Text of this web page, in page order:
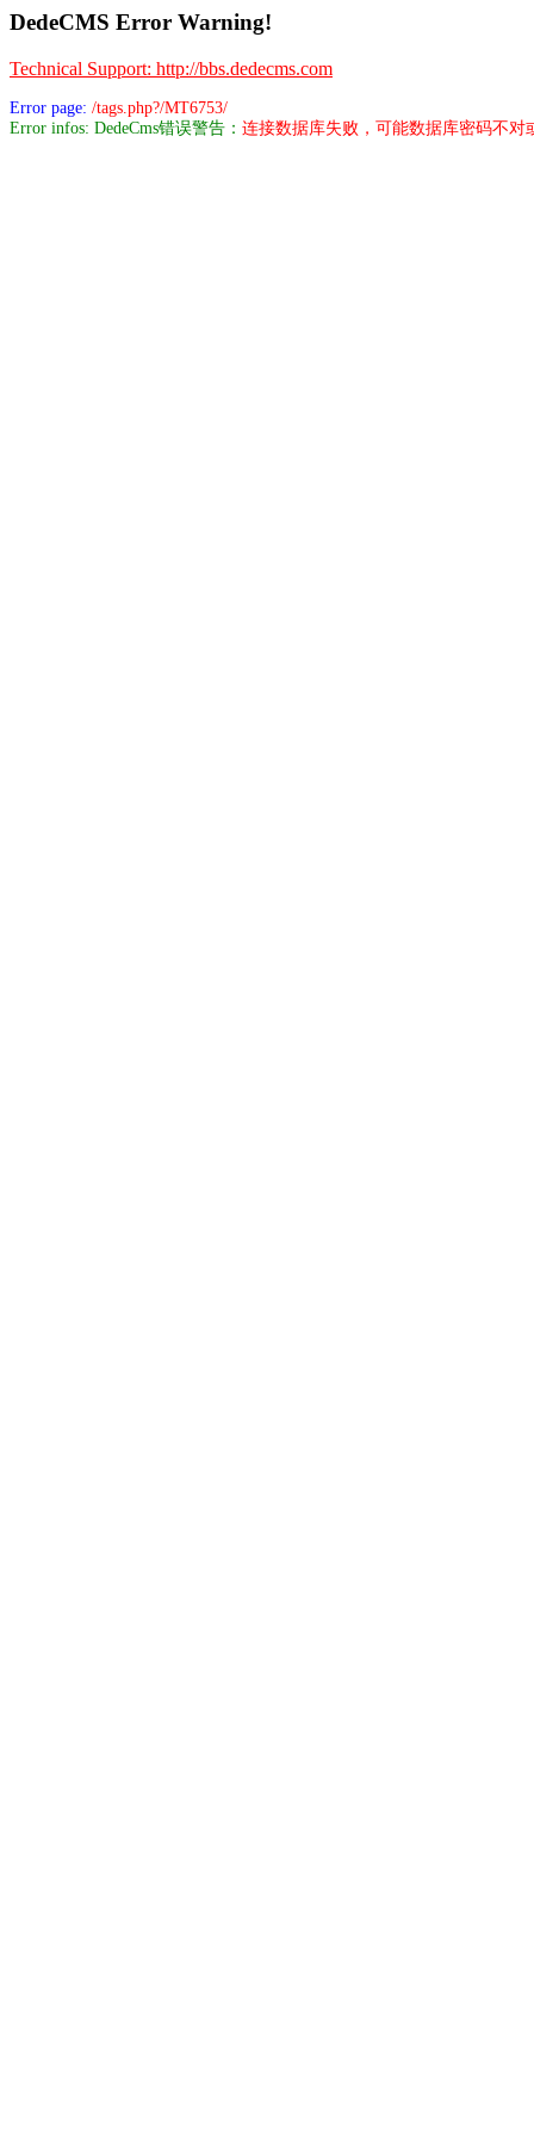
DedeCMS Error Warning!
Technical Support: http://bbs.dedecms.com
Error page: /tags.php?/MT6753/
Error infos: DedeCms错误警告： 连接数据库失败，可能数据库密码不对